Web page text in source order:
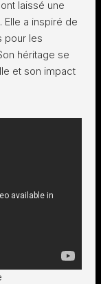
laissé une
a inspiré de
pour les
héritage se
et son impact